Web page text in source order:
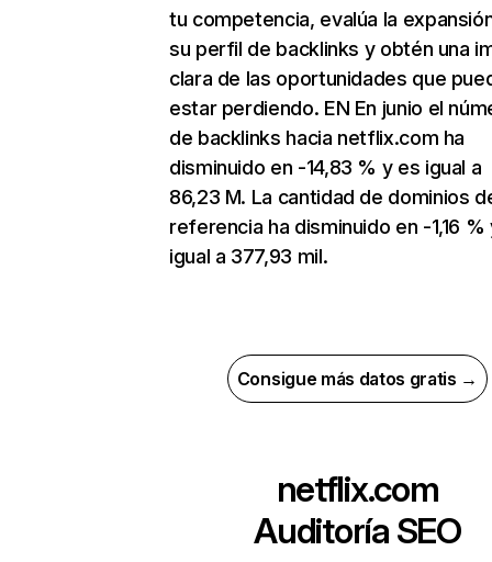
tu competencia, evalúa la
su perfil de backlinks y obtén una
clara de las oportunidades que
estar perdiendo. EN En junio el
de backlinks hacia netflix.com ha
disminuido en -14,83 % y es igual a
86,23 M. La cantidad de dominios
referencia ha disminuido en -1,16 %
igual a 377,93 mil.
Consigue más datos gratis →
netflix.com
Auditoría SEO